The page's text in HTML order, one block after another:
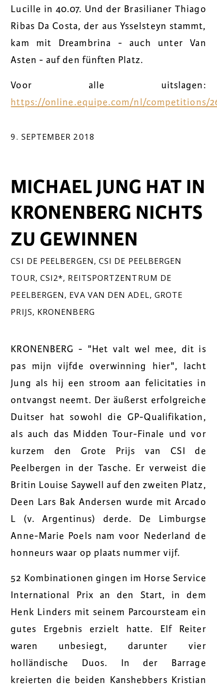
Lucille in 40.07. Und der Brasilianer Thiago
Ribas Da Costa, der aus Ysselsteyn stammt,
kam mit Dreambrina - auch unter Van
Asten - auf den fünften Platz.
Voor alle uitslagen:
https://online.equipe.com/nl/competitions/
9. SEPTEMBER 2018
MICHAEL JUNG HAT IN
KRONENBERG NICHTS
ZU GEWINNEN
CSI DE PEELBERGEN, CSI DE PEELBERGEN
TOUR, CSI2*, REITSPORTZENTRUM DE
PEELBERGEN, EVA VAN DEN ADEL, GROTE
PRIJS, KRONENBERG
KRONENBERG - "Het valt wel mee, dit is
pas mijn vijfde overwinning hier", lacht
Jung als hij een stroom aan felicitaties in
ontvangst neemt. Der äußerst erfolgreiche
Duitser hat sowohl die GP-Qualifikation,
als auch das Midden Tour-Finale und vor
kurzem den Grote Prijs van CSI de
Peelbergen in der Tasche. Er verweist die
Britin Louise Saywell auf den zweiten Platz,
Deen Lars Bak Andersen wurde mit Arcado
L (v. Argentinus) derde. De Limburgse
Anne-Marie Poels nam voor Nederland de
honneurs waar op plaats nummer vijf.
52 Kombinationen gingen im Horse Service
International Prix an den Start, in dem
Henk Linders mit seinem Parcoursteam ein
gutes Ergebnis erzielt hatte. Elf Reiter
waren unbesiegt, darunter vier
holländische Duos. In der Barrage
kreierten die beiden Kanshebbers Kristian